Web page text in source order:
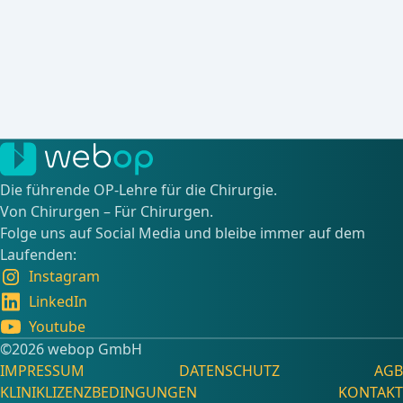
Die führende OP-Lehre für die Chirurgie.
Von Chirurgen – Für Chirurgen.
Folge uns auf Social Media und bleibe immer auf dem
Laufenden:
Instagram
LinkedIn
Youtube
©️2026 webop GmbH
IMPRESSUM
DATENSCHUTZ
AGB
KLINIKLIZENZBEDINGUNGEN
KONTAKT